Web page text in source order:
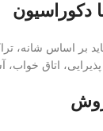
دکوراسیون
بر اساس شانه،
پذیرایی، اتاق